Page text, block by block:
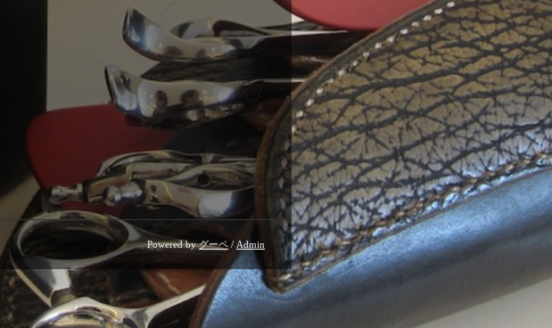
Powered byグーペ / Admin